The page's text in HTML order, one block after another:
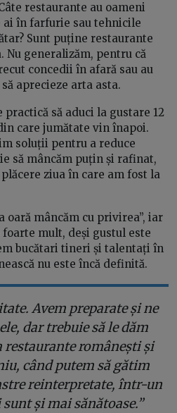
restaurante au oameni
în farfurie sau tehnicile
Sunt puține restaurante
Nu generalizăm, pentru că
concedii în afară sau au
aprecieze arta asta.
să aduci la gustare 12
care jumătate vin înapoi.
soluții pentru a reduce
să mâncăm puțin și rafinat,
ziua în care am fost la
oară mâncăm cu privirea”, iar
mult, deși gustul este
bucătari tineri și talentați în
nu este încă definită.
Avem preparate și ne
dar trebuie să le dăm
restaurante românești și
când putem să gătim
reinterpretate, într-un
și mai sănătoase.”